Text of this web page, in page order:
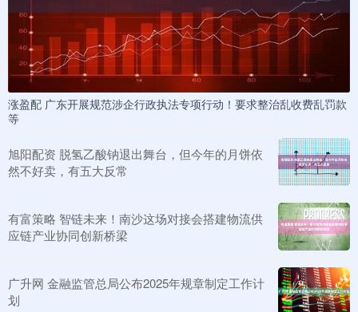
涨盈配 广东开展规范涉企行政执法专项行动！要求整治乱收费乱罚款
等
旭阳配资 脱氢乙酸钠退出舞台，但今年的月饼依
然不好卖，有五大反常
有富策略 智链未来！南沙这场对接会搭建物流供
应链产业协同创新桥梁
广升网 金融监管总局公布2025年规章制定工作计
划